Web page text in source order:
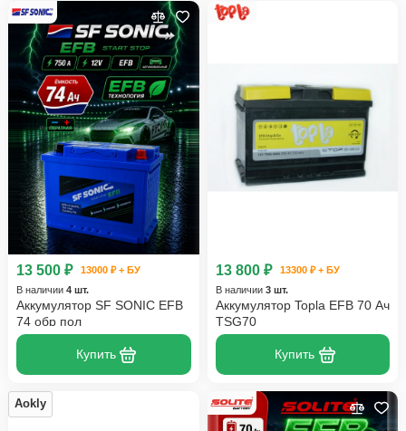
13 500 ₽
13000 ₽ + БУ
В наличии 4 шт.
Аккумулятор SF SONIC EFB
74 обр пол
Купить
13 800 ₽
13300 ₽ + БУ
В наличии 3 шт.
Аккумулятор Topla EFB 70 Ач
TSG70
Купить
Aokly